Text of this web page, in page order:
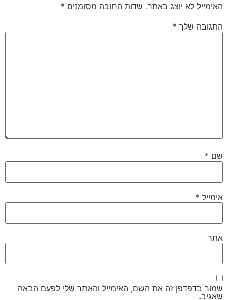
האימייל לא יוצג באתר. שדות החובה מסומנים *
התגובה שלך *
שם *
אימייל *
אתר
שמור בדפדפן זה את השם, האימייל והאתר שלי לפעם הבאה
שאגיב.